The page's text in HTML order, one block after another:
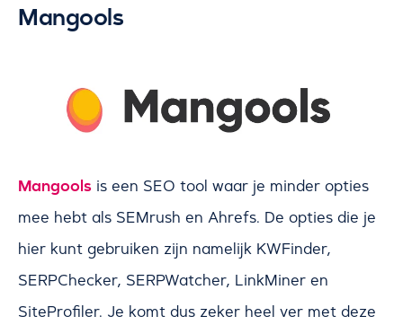
Mangools
Mangools is een SEO tool waar je minder opties
mee hebt als SEMrush en Ahrefs. De opties die je
hier kunt gebruiken zijn namelijk KWFinder,
SERPChecker, SERPWatcher, LinkMiner en
SiteProfiler. Je komt dus zeker heel ver met deze